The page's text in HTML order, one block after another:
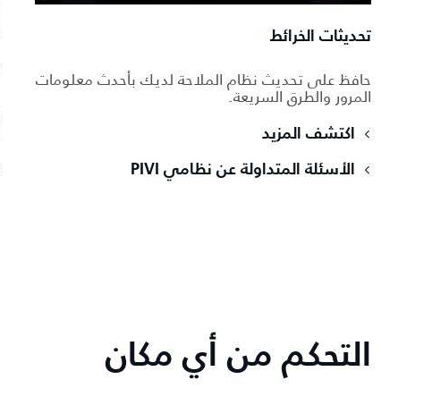
تحديثات الخرائط
حافظ على تحديث نظام الملاحة لديك بأحدث معلومات
المرور والطرق السريعة.
اكتشف المزيد
الأسئلة المتداولة عن نظامي PIVI
التحكم من أي مكان